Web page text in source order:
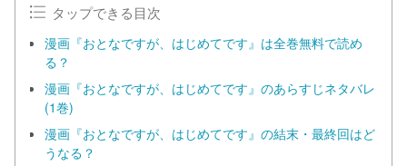
タップできる目次
漫画『おとなですが、はじめてです』は全巻無料で読め
る？
漫画『おとなですが、はじめてです』のあらすじネタバレ
(1巻)
漫画『おとなですが、はじめてです』の結末・最終回はど
うなる？